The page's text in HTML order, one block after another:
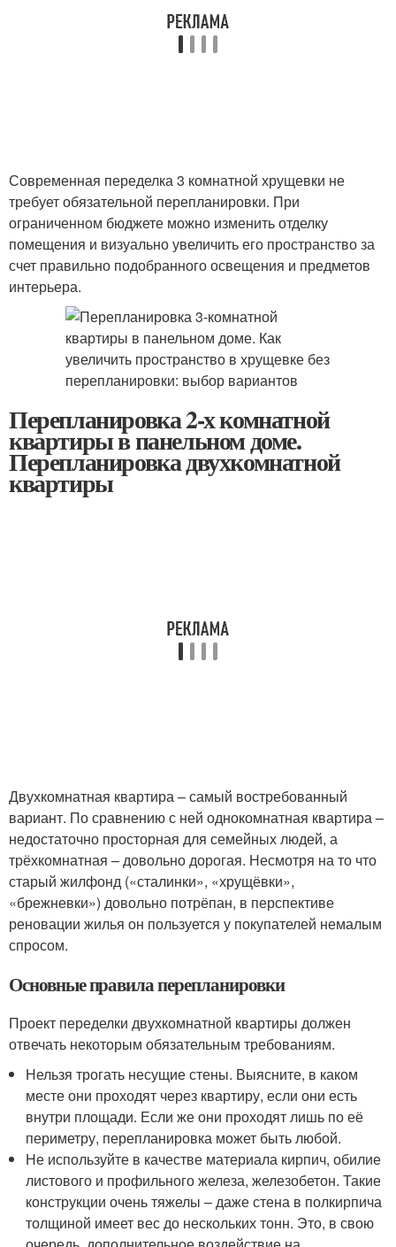
Современная переделка 3 комнатной хрущевки не
требует обязательной перепланировки. При
ограниченном бюджете можно изменить отделку
помещения и визуально увеличить его пространство за
счет правильно подобранного освещения и предметов
интерьера.
Перепланировка 2-х комнатной
квартиры в панельном доме.
Перепланировка двухкомнатной
квартиры
Двухкомнатная квартира – самый востребованный
вариант. По сравнению с ней однокомнатная квартира –
недостаточно просторная для семейных людей, а
трёхкомнатная – довольно дорогая. Несмотря на то что
старый жилфонд («сталинки», «хрущёвки»,
«брежневки») довольно потрёпан, в перспективе
реновации жилья он пользуется у покупателей немалым
спросом.
Основные правила перепланировки
Проект переделки двухкомнатной квартиры должен
отвечать некоторым обязательным требованиям.
Нельзя трогать несущие стены. Выясните, в каком
месте они проходят через квартиру, если они есть
внутри площади. Если же они проходят лишь по её
периметру, перепланировка может быть любой.
Не используйте в качестве материала кирпич, обилие
листового и профильного железа, железобетон. Такие
конструкции очень тяжелы – даже стена в полкирпича
толщиной имеет вес до нескольких тонн. Это, в свою